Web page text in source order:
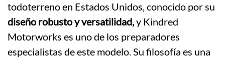
todoterreno en Estados Unidos, conocido por su
diseño robusto y versatilidad,y Kindred
Motorworks es uno de los preparadores
especialistas de este modelo. Su filosofía es una